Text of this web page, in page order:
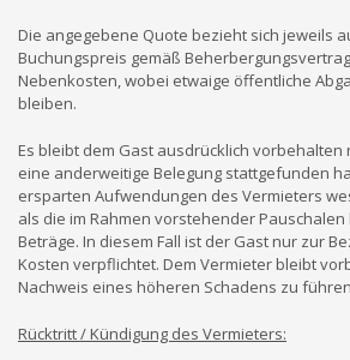
Die angegebene Quote bezieht sich jeweils
Buchungspreis gemäß
Nebenkosten, wobei etwaige öffentliche
bleiben.
Es bleibt dem Gast ausdrücklich vorbehalten
eine anderweitige Belegung stattgefunden
ersparten Aufwendungen des Vermieters
als die im Rahmen vorstehender
Beträge. In diesem Fall ist der Gast nur zur
Kosten verpflichtet. Dem Vermieter bleibt
Nachweis eines höheren Schadens zu
Rücktritt / Kündigung des Vermieters: